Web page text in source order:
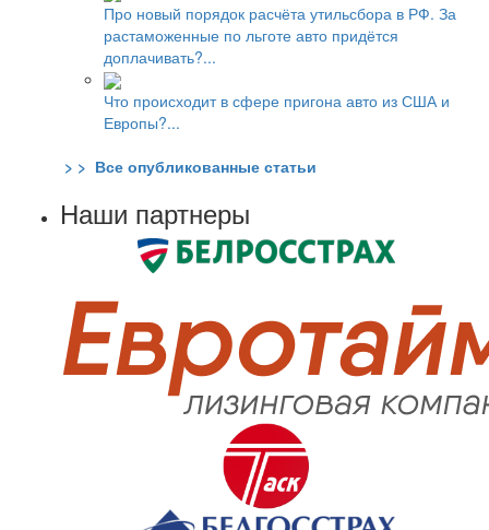
Про новый порядок расчёта утильсбора в РФ. За
растаможенные по льготе авто придётся
доплачивать?...
Что происходит в сфере пригона авто из США и
Европы?...
> > Все опубликованные статьи
Наши партнеры